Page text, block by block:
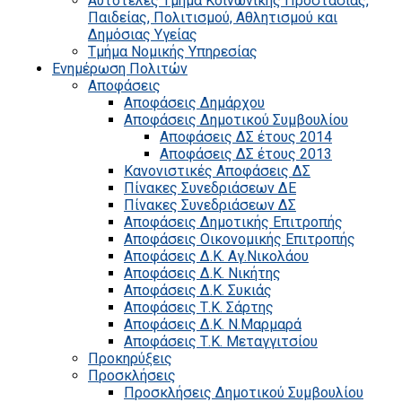
Παιδείας, Πολιτισμού, Αθλητισμού και
Δημόσιας Υγείας
Τμήμα Νομικής Υπηρεσίας
Ενημέρωση Πολιτών
Αποφάσεις
Αποφάσεις Δημάρχου
Αποφάσεις Δημοτικού Συμβουλίου
Αποφάσεις ΔΣ έτους 2014
Αποφάσεις ΔΣ έτους 2013
Κανονιστικές Αποφάσεις ΔΣ
Πίνακες Συνεδριάσεων ΔΕ
Πίνακες Συνεδριάσεων ΔΣ
Αποφάσεις Δημοτικής Επιτροπής
Αποφάσεις Οικονομικής Επιτροπής
Αποφάσεις Δ.Κ. Αγ.Νικολάου
Αποφάσεις Δ.Κ. Νικήτης
Αποφάσεις Δ.Κ. Συκιάς
Αποφάσεις Τ.Κ. Σάρτης
Αποφάσεις Δ.Κ. Ν.Μαρμαρά
Αποφάσεις Τ.Κ. Μεταγγιτσίου
Προκηρύξεις
Προσκλήσεις
Προσκλήσεις Δημοτικού Συμβουλίου